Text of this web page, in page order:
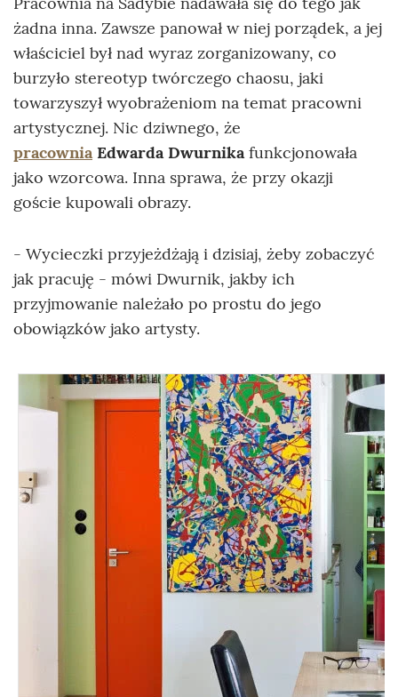
żadna inna. Zawsze panował w niej porządek, a jej
właściciel był nad wyraz zorganizowany, co
burzyło stereotyp twórczego chaosu, jaki
towarzyszył wyobrażeniom na temat pracowni
artystycznej. Nic dziwnego, że
pracowniaEdwarda Dwurnikafunkcjonowała
jako wzorcowa. Inna sprawa, że przy okazji
goście kupowali obrazy.
- Wycieczki przyjeżdżają i dzisiaj, żeby zobaczyć
jak pracuję - mówi Dwurnik, jakby ich
przyjmowanie należało po prostu do jego
obowiązków jako artysty.